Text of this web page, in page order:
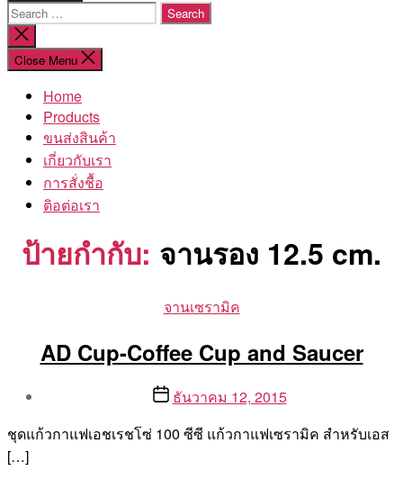
Search
for:
Close
search
Close Menu
Home
Products
ขนส่งสินค้า
เกี่ยวกับเรา
การสั่งชื้อ
ติอต่อเรา
ป้ายกำกับ: จานรอง 12.5 cm.
Categories
จานเซรามิค
AD Cup-Coffee Cup and Saucer
Aea
Postธันวาคม 12, 2015
ชุดแก้วกาแฟเอชเรชโซ่ 100 ซีซี แก้วกาแฟเซรามิค สำหรับเอส
[…]